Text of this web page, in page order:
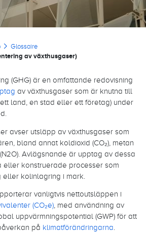
Glossaire
av växthusgaser)
(GHG) är en omfattande redovisning
av växthusgaser som är knutna till
land, en stad eller ett företag) under
avser utsläpp av växthusgaser som
bland annat koldioxid (CO₂), metan
Avlägsnande är upptag av dessa
konstruerade processer som
kolinlagring i mark.
vanligtvis nettoutsläppen i
(CO₂e), med användning av
uppvärmningspotential (GWP) för att
på klimatförändringarna.